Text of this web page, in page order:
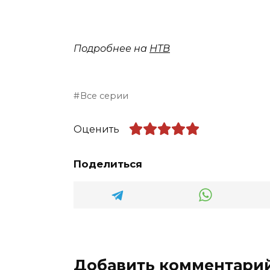
Подробнее на НТВ
Все серии
Оценить
Поделиться
Добавить